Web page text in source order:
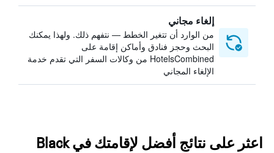
إلغاء مجاني
من الوارد أن تتغير الخطط — نتفهم ذلك. ولهذا يمكنك
البحث وحجز فنادق وأماكن إقامة على
HotelsCombined من وكالات السفر التي تقدم خدمة
الإلغاء المجاني
اعثر على نتائج أفضل لإقامتك في Black